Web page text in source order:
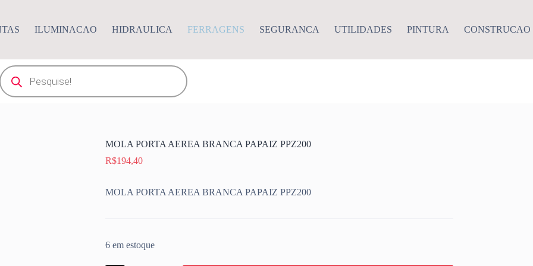
ILUMINACAO HIDRAULICA FERRAGENS SEGURANCA UTILIDADES PINTURA CONSTRUCAO
Pesquisar
produtos
MOLA PORTA AEREA BRANCA PAPAIZ PPZ200
R$194,40
MOLA PORTA AEREA BRANCA PAPAIZ PPZ200
6 em estoque